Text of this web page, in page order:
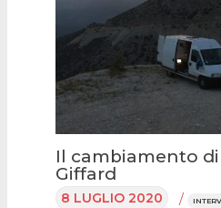
Il cambiamento
Giffard
8 LUGLIO 2020 /